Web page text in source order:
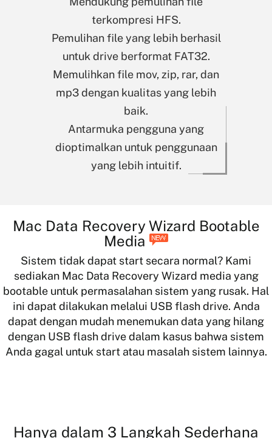
terkompresi HFS.
Pemulihan file yang lebih berhasil
untuk drive berformat FAT32.
Memulihkan file mov, zip, rar, dan
mp3 dengan kualitas yang lebih
baik.
Antarmuka pengguna yang
dioptimalkan untuk penggunaan
yang lebih intuitif.
Mac Data Recovery Wizard Bootable
Media
Sistem tidak dapat start secara normal? Kami
sediakan Mac Data Recovery Wizard media yang
bootable untuk permasalahan sistem yang rusak. Hal
ini dapat dilakukan melalui USB flash drive. Anda
dapat dengan mudah menemukan data yang hilang
dengan USB flash drive dalam kasus bahwa sistem
Anda gagal untuk start atau masalah sistem lainnya.
Hanya dalam 3 Langkah Sederhana